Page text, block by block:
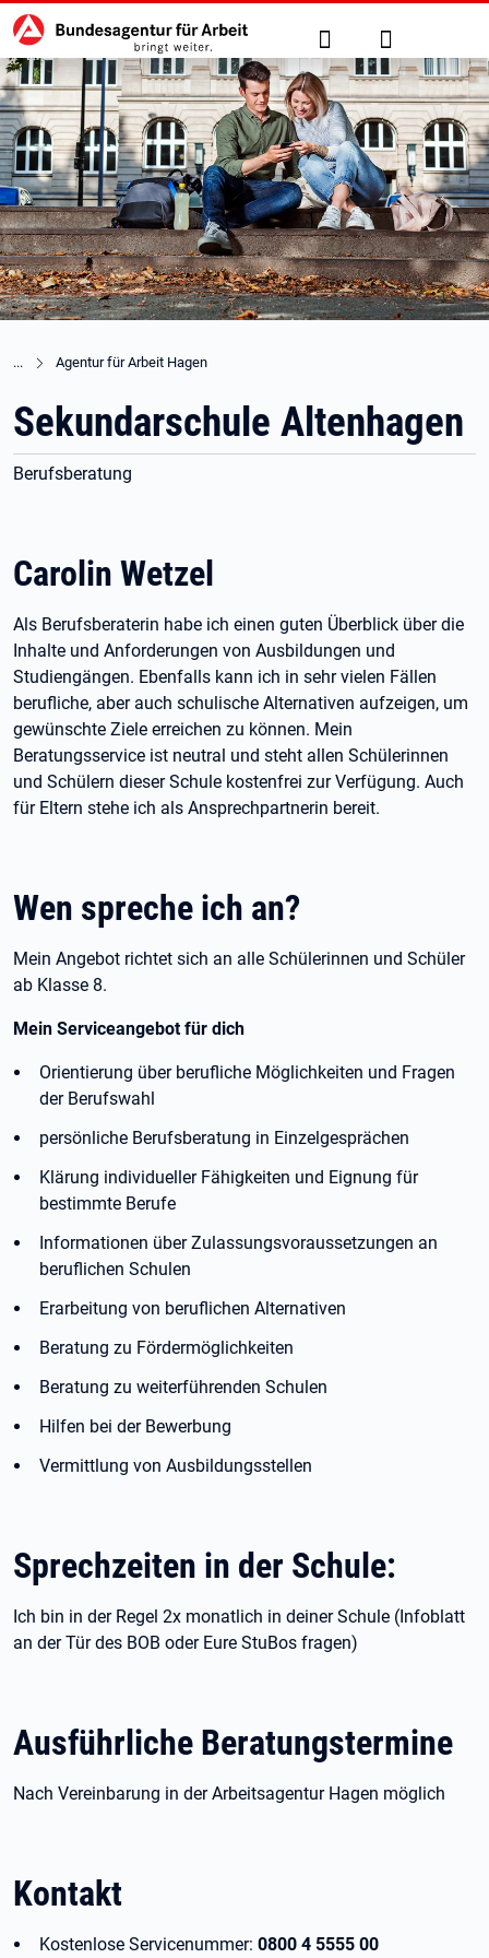
zu den Hauptinhalten springen
Hauptnavigation Suche Anmelden
Agentur für Arbeit Hagen
Sekundarschule Altenhagen
Berufsberatung
Carolin Wetzel
Als Berufsberaterin habe ich einen guten Überblick über die
Inhalte und Anforderungen von Ausbildungen und
Studiengängen. Ebenfalls kann ich in sehr vielen Fällen
berufliche, aber auch schulische Alternativen aufzeigen, um
gewünschte Ziele erreichen zu können. Mein
Beratungsservice ist neutral und steht allen Schülerinnen
und Schülern dieser Schule kostenfrei zur Verfügung. Auch
für Eltern stehe ich als Ansprechpartnerin bereit.
Wen spreche ich an?
Mein Angebot richtet sich an alle Schülerinnen und Schüler
ab Klasse 8.
Mein Serviceangebot für dich
Orientierung über berufliche Möglichkeiten und Fragen
der Berufswahl
persönliche Berufsberatung in Einzelgesprächen
Klärung individueller Fähigkeiten und Eignung für
bestimmte Berufe
Informationen über Zulassungsvoraussetzungen an
beruflichen Schulen
Erarbeitung von beruflichen Alternativen
Beratung zu Fördermöglichkeiten
Beratung zu weiterführenden Schulen
Hilfen bei der Bewerbung
Vermittlung von Ausbildungsstellen
Sprechzeiten in der Schule:
Ich bin in der Regel 2x monatlich in deiner Schule (Infoblatt
an der Tür des BOB oder Eure StuBos fragen)
Ausführliche Beratungstermine
Nach Vereinbarung in der Arbeitsagentur Hagen möglich
Kontakt
Kostenlose Servicenummer: 0800 4 5555 00